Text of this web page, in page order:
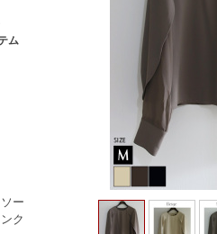
ム
ー
ク